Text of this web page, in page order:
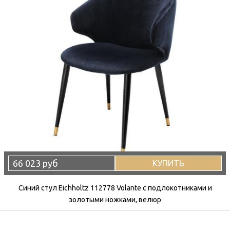
66 023 руб КУПИТЬ
Синий стул Eichholtz 112778 Volante с подлокотниками и
золотыми ножками, велюр